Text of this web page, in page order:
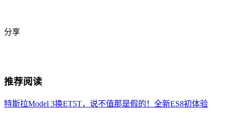
分享
推荐阅读
特斯拉Model 3换ET5T，说不值那是假的！ 全新ES8初体验